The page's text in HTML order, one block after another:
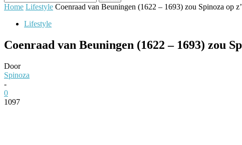
Home Lifestyle Coenraad van Beuningen (1622 – 1693) zou Spinoza op
Lifestyle
Coenraad van Beuningen (1622 – 1693) zou
Door
Spinoza
-
0
1097